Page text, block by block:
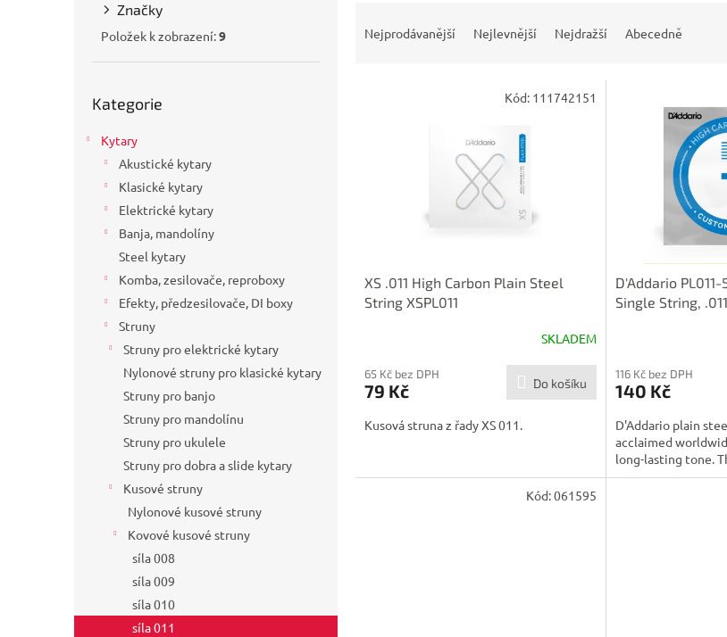
Značky
Položek k zobrazení:9
kategorie
Kategorie
Kytary
Akustické kytary
Klasické kytary
Elektrické kytary
Banja, mandolíny
Steel kytary
Komba, zesilovače, reproboxy
Efekty, předzesilovače, DI boxy
Struny
Struny pro elektrické kytary
Nylonové struny pro klasické kytary
Struny pro banjo
Struny pro mandolínu
Struny pro ukulele
Struny pro dobra a slide kytary
Kusové struny
Nylonové kusové struny
Kovové kusové struny
síla 008
síla 009
síla 010
síla 011
Nejprodávanější Nejlevnější Nejdražší Abecedně
XS .011 High Carbon Plain Steel
String XSPL011
SKLADEM
65 Kč bez DPH
79 Kč Do košíku
Kusová struna z řady XS 011.
Kód: 111742151
D'Addario
Single String,
116 Kč bez DPH
140 Kč
D'Addario plain
acclaimed
long-lasting tone.
Kód:061595